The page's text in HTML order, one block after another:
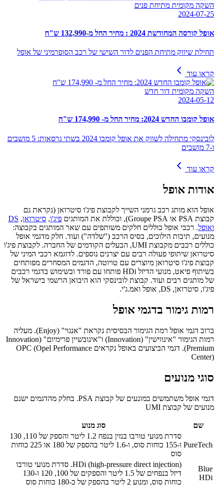
השקה מקומית מתיחת פנים
2024-07-25
אופל קורסה המחודשת 2024 : מחיר החל מ-132,990 ש"ח
תחילת שיווק מתיחת הפנים לדור השישי של רכב הסופרמיני של אופל
קראו עוד
השקה מקומית דור חדש
2024-05-12
אופל קומבו החדש 2024: מחיר החל מ- 174,990 ש"ח
לובינסקי מתחילה לשווק את אופל קומבו 2024 בשתי גרסאות: 5 מושבים
ו-7 מושבים
קראו עוד
אודות אופל
אופל הוא מותג רכב גרמני השייך לקבוצת פיג'ו סיטרואן (נקראת גם
קבוצת PSA או Groupe PSA), וכוללת את המותגים
פיג'ו, סיטרואן,
DS
ואופל. רכבי אופל כוללים חלקים משותפים עם שאר המותגים בקבוצה:
מנועים, תיבות הילוכים, בסיס הרכב ("שלדה") ועוד. חלק מדגמי אופל
כוללים רכבים מקבוצת UMI, הבעלים הקודמים של החברה. לקבוצת פיג'ו
סיטרואן שיתופי פעולה רבים עם יצרנים נוספים. לדוגמא רכבי המיני של
קבוצת פיג'ו סיטרואן מיוצרים עם טויוטה, הדגמים המסחרים מפותחים
בשיתוף פיאט, מנועי הדיזל HDi פותחו עם פורד ובשימוש בדגמי רכבים
של מותגים רבים ועוד. קבוצת לובינסקי הוא היבואן הרשמי בישראל של
פיג'ו, סיטרואן, DS, אופל ואמ.ג'י.
רמות גימור בדגמי אופל
ברוב דגמי אופל רמת הגימור הבסיסית נקראת "אנגוי" (Enjoy). מעליה
רמות הגימור "אינווישין" (Innovation) ו"אינובשיין פרימיום" (Innovation
Premium). דגמי הביצועים באופל נקראים OPC (Opel Performance
Center)
סוגי מנועים
דגמי אופל משתמשים במונעים של קבוצת PSA. בחלק מהדגמים ישנם
מנועים של קבוצת UMI
שם סוג מנוע
PureTech
סדרת מנועי טורבו בנזין בנפח 1.2 ליטר והספק של 110, 130
ו-155 כוחות סוס, ו-1.6 ליטר בהספק של 180 או 225 כוחות
סוס
Blue
HDi
HDi (high-pressure direct injection). סדרת מנועי טורבו
דיזל בנפחים של 1.5 ליטר והספקים של 100, 120 ו-130
כוחות סוס, ומנוע 2 ליטר בהספק של כ-180 כוחות סוס